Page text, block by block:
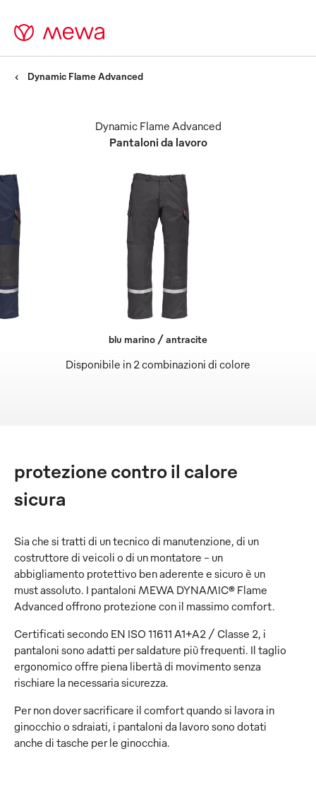
Dynamic Flame Advanced
Pantaloni da lavoro
Dynamic Flame Advanced
Disponibile in 2 combinazioni di colore
blu marino / antracite
protezione contro il calore
sicura
Sia che si tratti di un tecnico di manutenzione, di un
costruttore di veicoli o di un montatore - un
abbigliamento protettivo ben aderente e sicuro è un
must assoluto. I pantaloni MEWA DYNAMIC® Flame
Advanced offrono protezione con il massimo comfort.
Certificati secondo EN ISO 11611 A1+A2 / Classe 2, i
pantaloni sono adatti per saldature più frequenti. Il taglio
ergonomico offre piena libertà di movimento senza
rischiare la necessaria sicurezza.
Per non dover sacrificare il comfort quando si lavora in
ginocchio o sdraiati, i pantaloni da lavoro sono dotati
anche di tasche per le ginocchia.